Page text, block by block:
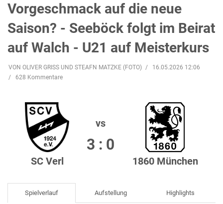
Vorgeschmack auf die neue
Saison? - Seeböck folgt im Beirat
auf Walch - U21 auf Meisterkurs
VON OLIVER GRISS UND STEAFN MATZKE (FOTO)
16.05.2026 12:06
628 Kommentare
SC Verl
vs
3 : 0
1860 München
Spielverlauf Aufstellung Highlights